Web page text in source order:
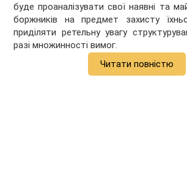
буде проаналізувати свої наявні та
боржників на предмет захисту
приділяти ретельну увагу
разі множинності вимог.
Читати повністю